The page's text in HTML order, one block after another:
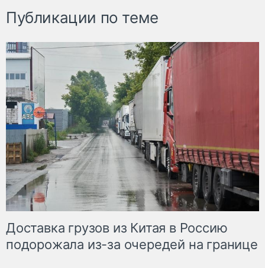
Публикации по теме
Доставка грузов из Китая в Россию
подорожала из-за очередей на границе